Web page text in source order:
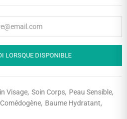
LORSQUE DISPONIBLE
Visage Soin Corps Peau Sensible
Baume Hydratant